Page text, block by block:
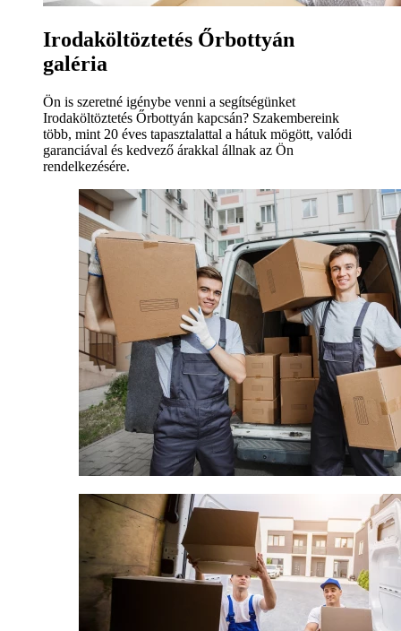
Irodaköltöztetés Őrbottyán
galéria
Ön is szeretné igénybe venni a segítségünket
Irodaköltöztetés Őrbottyán kapcsán? Szakembereink
több, mint 20 éves tapasztalattal a hátuk mögött, valódi
garanciával és kedvező árakkal állnak az Ön
rendelkezésére.